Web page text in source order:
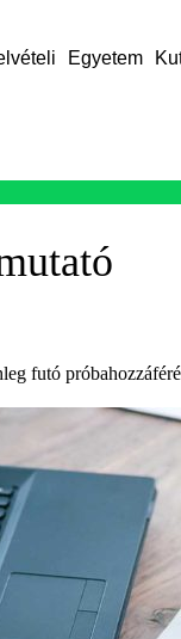
Egyetem
futó